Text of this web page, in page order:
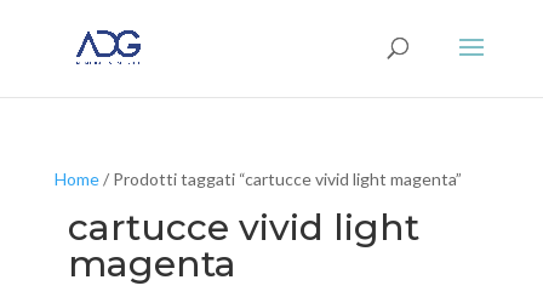
Home/ Prodotti taggati “cartucce vivid light magenta”
cartucce vivid light
magenta